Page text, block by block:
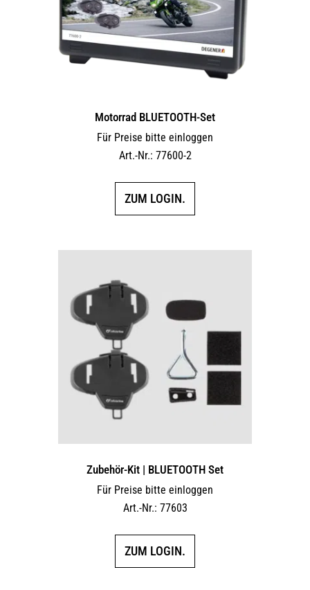
Motorrad BLUETOOTH-Set
Für Preise bitte einloggen
Art.-Nr.: 77600-2
ZUM LOGIN.
Zubehör-Kit | BLUETOOTH Set
Für Preise bitte einloggen
Art.-Nr.: 77603
ZUM LOGIN.